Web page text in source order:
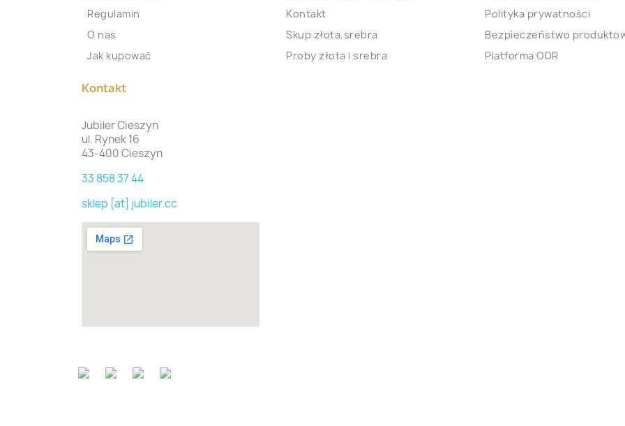
Regulamin
O nas
Jak kupować
Kontakt
Skup złota,srebra
Proby złota i srebra
Polityka prywatności
Bezpieczeństwo
Platforma ODR
Kontakt
Jubiler Cieszyn
ul. Rynek 16
43-400 Cieszyn
33 858 37 44
sklep [at] jubiler.cc